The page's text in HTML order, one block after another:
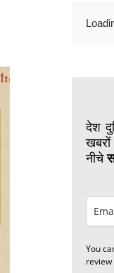
देश
नीचे
You
review